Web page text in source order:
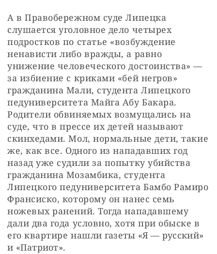
А в Правобережном суде Липецка
слушается уголовное дело четырех
подростков по статье «возбуждение
ненависти либо вражды, а равно
унижение человеческого достоинства» —
за избиение с криками «бей негров»
гражданина Мали, студента Липецкого
педуниверситета Майга Абу Бакара.
Родители обвиняемых возмущались на
суде, что в прессе их детей называют
скинхедами. Мол, нормальные дети, такие
же, как все. Одного из нападавших год
назад уже судили за попытку убийства
гражданина Мозамбика, студента
Липецкого педуниверситета Бамбо Рамиро
Франсиско, которому он нанес семь
ножевых ранений. Тогда нападавшему
дали два года условно, хотя при обыске в
его квартире нашли газеты «Я — русский»
и «Патриот».